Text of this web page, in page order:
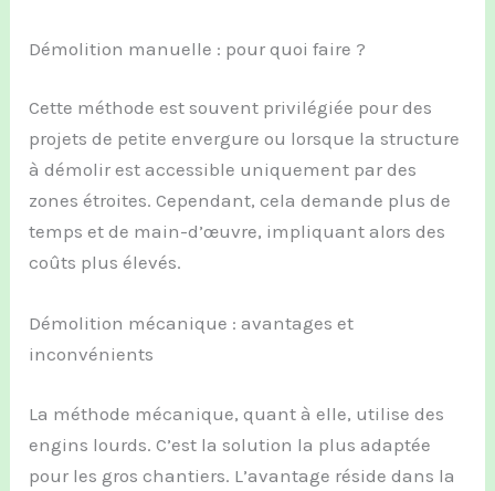
Démolition manuelle : pour quoi faire ?
Cette méthode est souvent privilégiée pour des
projets de petite envergure ou lorsque la structure
à démolir est accessible uniquement par des
zones étroites. Cependant, cela demande plus de
temps et de main-d’œuvre, impliquant alors des
coûts plus élevés.
Démolition mécanique : avantages et
inconvénients
La méthode mécanique, quant à elle, utilise des
engins lourds. C’est la solution la plus adaptée
pour les gros chantiers. L’avantage réside dans la